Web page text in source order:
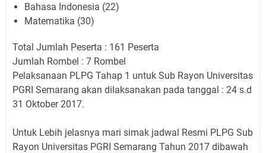
Bahasa Indonesia (22)
Matematika (30)
Total Jumlah Peserta : 161 Peserta
Jumlah Rombel : 7 Rombel
Pelaksanaan PLPG Tahap 1 untuk Sub Rayon Universitas
PGRI Semarang akan dilaksanakan pada tanggal : 24 s.d
31 Oktober 2017.
Untuk Lebih jelasnya mari simak jadwal Resmi PLPG Sub
Rayon Universitas PGRI Semarang Tahun 2017 dibawah